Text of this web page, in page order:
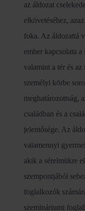
az áldozat
elkövetéséhez,
foka. Az áldozattá
ember kapcsolata
valamint a tér és
személyi körbe
meghatározottság,
családban és a
jelentősége. Az
valamennyi
akik a sérelmükre
szempontjából
foglalkozók
szemináriumi